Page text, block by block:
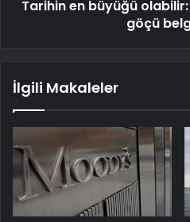
Tarihin en büyüğü
göçü
İlgili Makaleler